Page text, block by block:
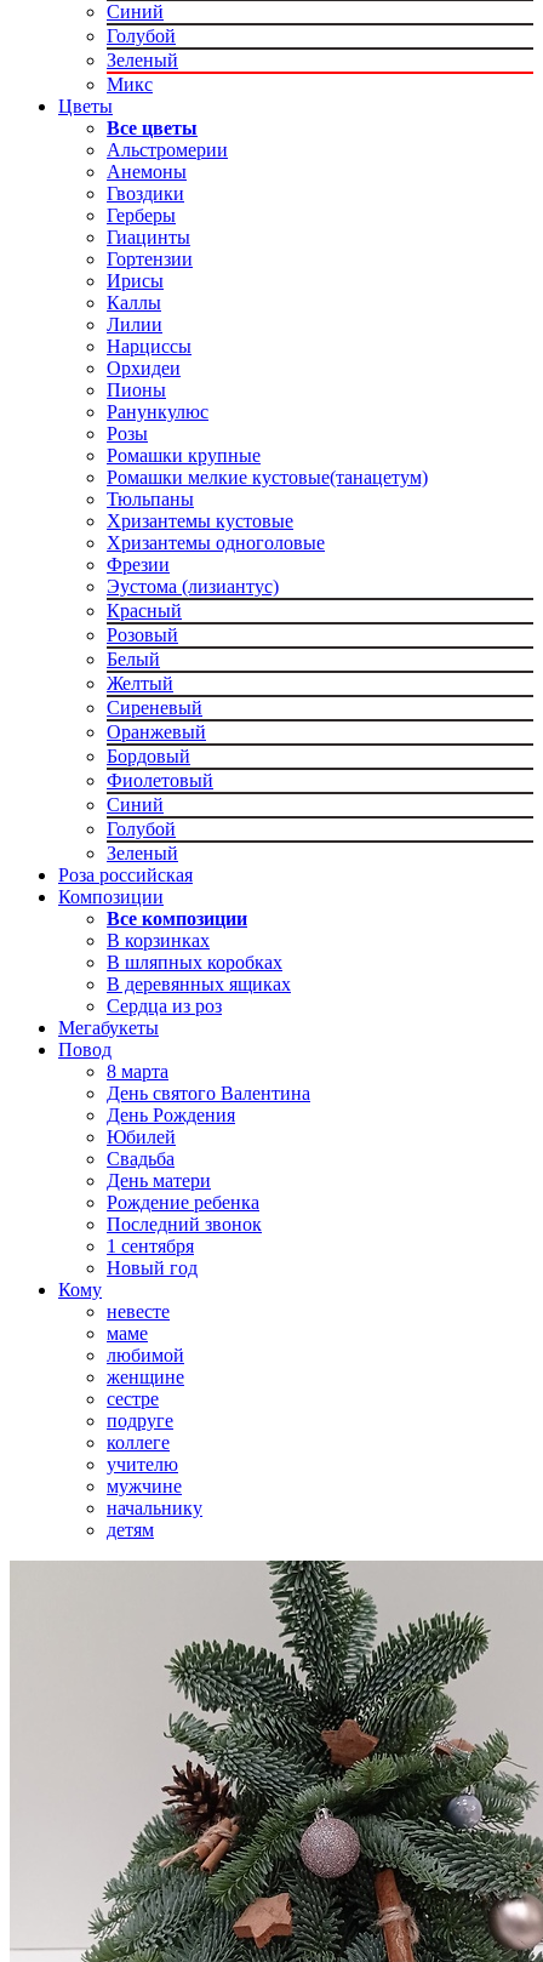
Синий
Голубой
Зеленый
Микс
Цветы
Все цветы
Альстромерии
Анемоны
Гвоздики
Герберы
Гиацинты
Гортензии
Ирисы
Каллы
Лилии
Нарциссы
Орхидеи
Пионы
Ранункулюс
Розы
Ромашки крупные
Ромашки мелкие кустовые(танацетум)
Тюльпаны
Хризантемы кустовые
Хризантемы одноголовые
Фрезии
Эустома (лизиантус)
Красный
Розовый
Белый
Желтый
Сиреневый
Оранжевый
Бордовый
Фиолетовый
Синий
Голубой
Зеленый
Роза российская
Композиции
Все композиции
В корзинках
В шляпных коробках
В деревянных ящиках
Сердца из роз
Мегабукеты
Повод
8 марта
День святого Валентина
День Рождения
Юбилей
Свадьба
День матери
Рождение ребенка
Последний звонок
1 сентября
Новый год
Кому
невесте
маме
любимой
женщине
сестре
подруге
коллеге
учителю
мужчине
начальнику
детям